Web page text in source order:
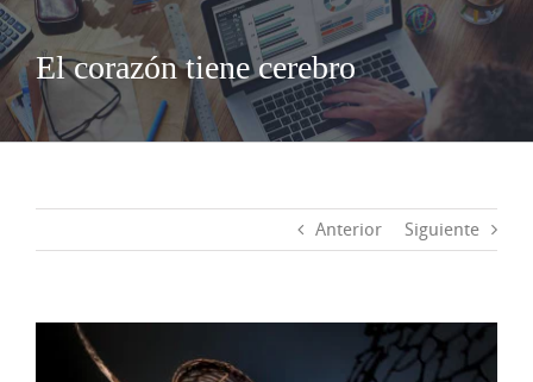
El corazón tiene cerebro
Anterior Siguiente